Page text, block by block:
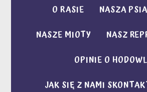
O RASIE
NASZA
NASZE MIOTY
NASZ
OPINIE O
JAK SIĘ Z NAMI